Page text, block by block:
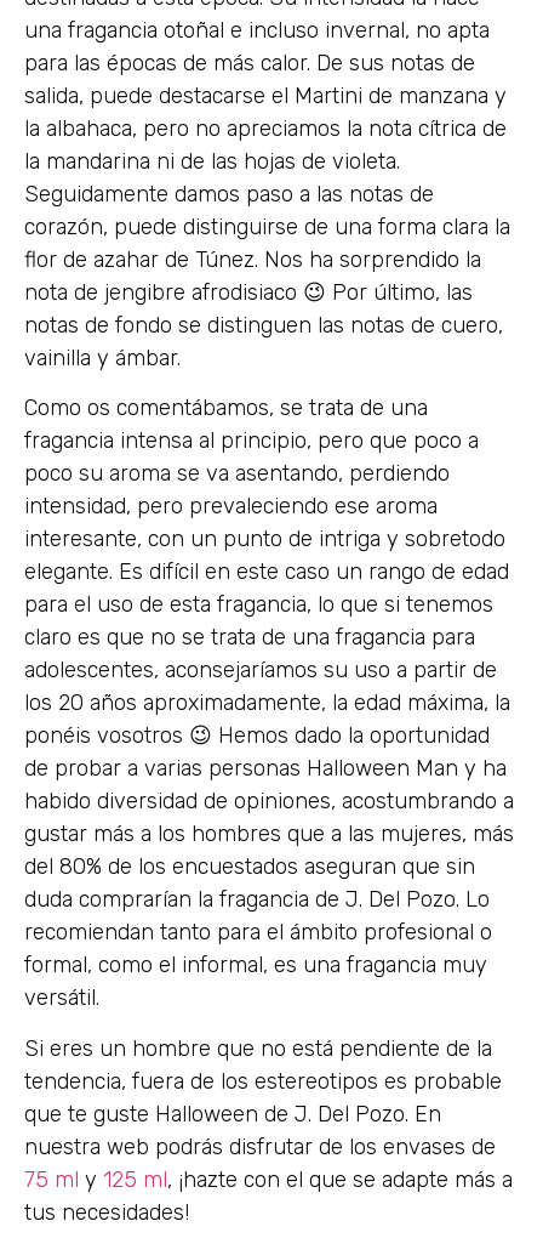
una fragancia otoñal e incluso invernal, no apta
para las épocas de más calor. De sus notas de
salida, puede destacarse el Martini de manzana y
la albahaca, pero no apreciamos la nota cítrica de
la mandarina ni de las hojas de violeta.
Seguidamente damos paso a las notas de
corazón, puede distinguirse de una forma clara la
flor de azahar de Túnez. Nos ha sorprendido la
nota de jengibre afrodisiaco 😉 Por último, las
notas de fondo se distinguen las notas de cuero,
vainilla y ámbar.
Como os comentábamos, se trata de una
fragancia intensa al principio, pero que poco a
poco su aroma se va asentando, perdiendo
intensidad, pero prevaleciendo ese aroma
interesante, con un punto de intriga y sobretodo
elegante. Es difícil en este caso un rango de edad
para el uso de esta fragancia, lo que si tenemos
claro es que no se trata de una fragancia para
adolescentes, aconsejaríamos su uso a partir de
los 20 años aproximadamente, la edad máxima, la
ponéis vosotros 😉 Hemos dado la oportunidad
de probar a varias personas Halloween Man y ha
habido diversidad de opiniones, acostumbrando a
gustar más a los hombres que a las mujeres, más
del 80% de los encuestados aseguran que sin
duda comprarían la fragancia de J. Del Pozo. Lo
recomiendan tanto para el ámbito profesional o
formal, como el informal, es una fragancia muy
versátil.
Si eres un hombre que no está pendiente de la
tendencia, fuera de los estereotipos es probable
que te guste Halloween de J. Del Pozo. En
nuestra web podrás disfrutar de los envases de
75 ml y 125 ml, ¡hazte con el que se adapte más a
tus necesidades!